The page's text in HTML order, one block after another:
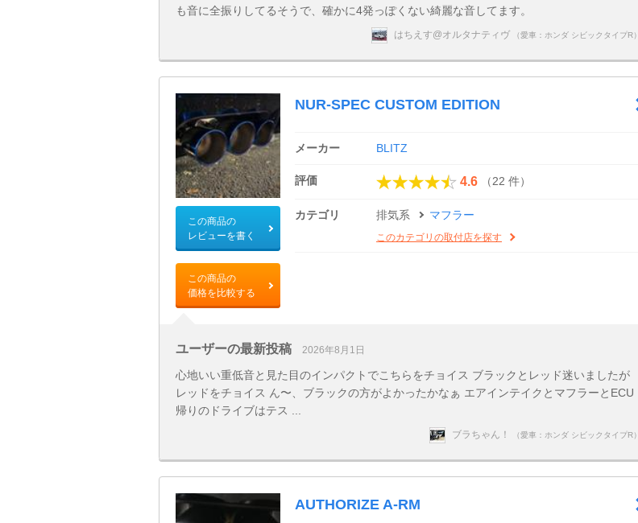
も音に全振りしてるそうで、確かに4発っぽくない綺麗な音してます。
はちえす@オルタナティヴ （愛車：ホンダ シビックタイプR）
この商品の
レビューを書く
この商品の
価格を比較する
NUR-SPEC CUSTOM EDITION
メーカー BLITZ
評価 4.6 （22 件）
カテゴリ 排気系 マフラー
このカテゴリの取付店を探す
ユーザーの最新投稿 2026年8月1日
心地いい重低音と見た目のインパクトでこちらをチョイス ブラックとレッド迷いましたが
レッドをチョイス ん〜、ブラックの方がよかったかなぁ エアインテイクとマフラーとECU
帰りのドライブはテス ...
ブラちゃん！ （愛車：ホンダ シビックタイプR）
AUTHORIZE A-RM